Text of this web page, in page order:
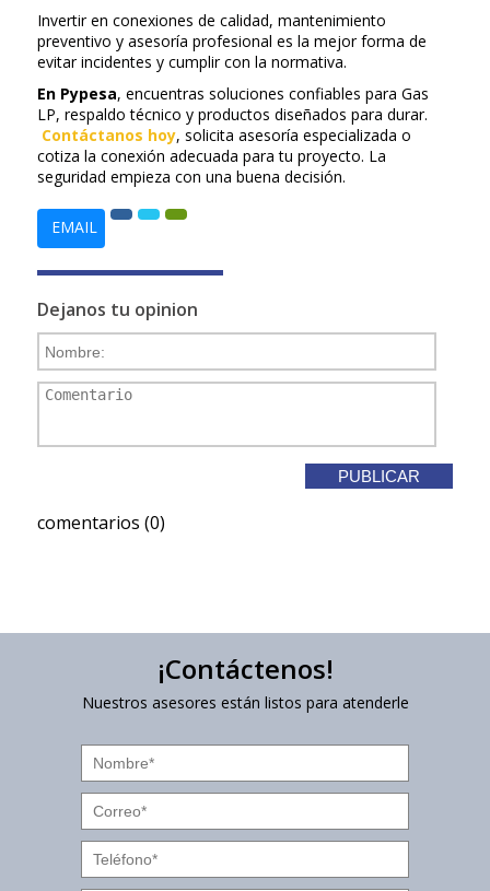
Invertir en conexiones de calidad, mantenimiento
preventivo y asesoría profesional es la mejor forma de
evitar incidentes y cumplir con la normativa.
En Pypesa, encuentras soluciones confiables para Gas
LP, respaldo técnico y productos diseñados para durar.
Contáctanos hoy, solicita asesoría especializada o
cotiza la conexión adecuada para tu proyecto. La
seguridad empieza con una buena decisión.
EMAIL
Dejanos tu opinion
comentarios (0)
¡Contáctenos!
Nuestros asesores están listos para atenderle